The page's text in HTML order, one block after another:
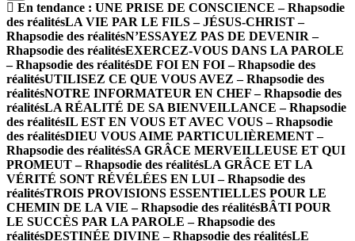
En tendance : UNE PRISE DE CONSCIENCE – Rhapsodie
des réalitésLA VIE PAR LE FILS – JÉSUS-CHRIST –
Rhapsodie des réalitésN’ESSAYEZ PAS DE DEVENIR –
Rhapsodie des réalitésEXERCEZ-VOUS DANS LA PAROLE
– Rhapsodie des réalitésDE FOI EN FOI – Rhapsodie des
réalitésUTILISEZ CE QUE VOUS AVEZ – Rhapsodie des
réalitésNOTRE INFORMATEUR EN CHEF – Rhapsodie des
réalitésLA RÉALITÉ DE SA BIENVEILLANCE – Rhapsodie
des réalitésIL EST EN VOUS ET AVEC VOUS – Rhapsodie
des réalitésDIEU VOUS AIME PARTICULIÈREMENT –
Rhapsodie des réalitésSA GRÂCE MERVEILLEUSE ET QUI
PROMEUT – Rhapsodie des réalitésLA GRÂCE ET LA
VÉRITÉ SONT RÉVÉLÉES EN LUI – Rhapsodie des
réalitésTROIS PROVISIONS ESSENTIELLES POUR LE
CHEMIN DE LA VIE – Rhapsodie des réalitésBÂTI POUR
LE SUCCÈS PAR LA PAROLE – Rhapsodie des
réalitésDESTINÉE DIVINE – Rhapsodie des réalitésLE